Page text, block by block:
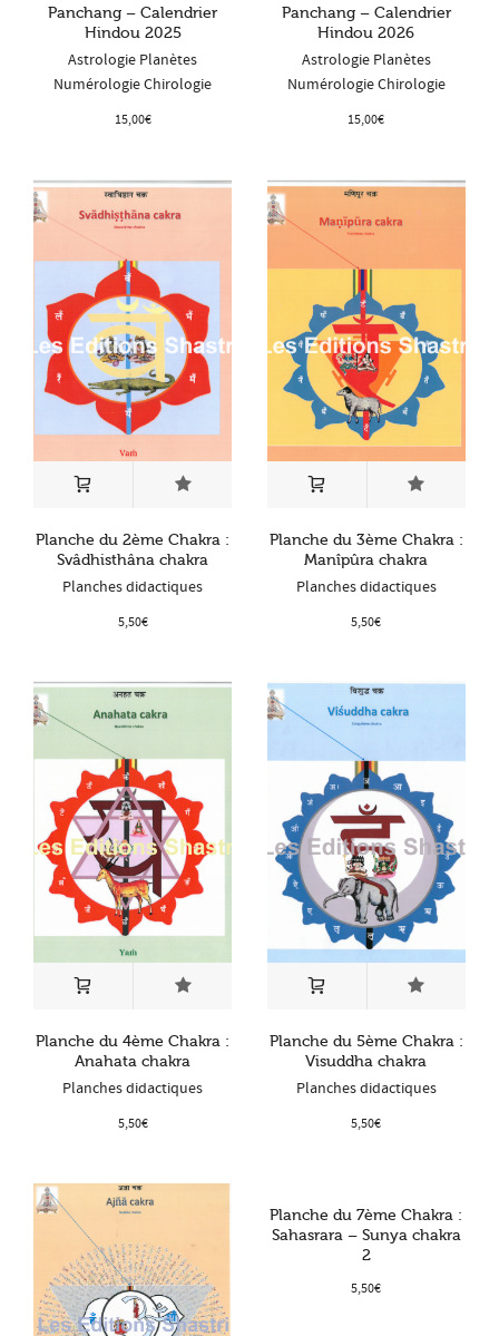
Panchang – Calendrier
Hindou 2025
Astrologie Planètes
Numérologie Chirologie
15,00€
Panchang – Calendrier
Hindou 2026
Astrologie Planètes
Numérologie Chirologie
15,00€
Planche du 2ème Chakra :
Svâdhisthâna chakra
Planches didactiques
5,50€
Planche du 3ème Chakra :
Manîpûra chakra
Planches didactiques
5,50€
Planche du 4ème Chakra :
Anahata chakra
Planches didactiques
5,50€
Planche du 5ème Chakra :
Visuddha chakra
Planches didactiques
5,50€
Planche du 7ème Chakra :
Sahasrara – Sunya chakra
2
5,50€